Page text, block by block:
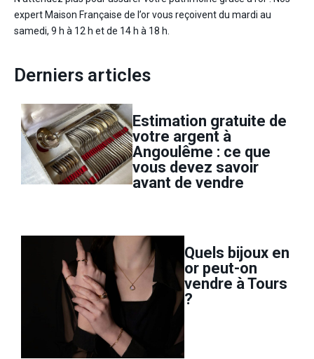
expert Maison Française de l’or vous reçoivent du mardi au
samedi, 9 h à 12 h et de 14 h à 18 h.
Derniers articles
Estimation gratuite de
votre argent à
Angoulême : ce que
vous devez savoir
avant de vendre
Quels bijoux en
or peut-on
vendre à Tours
?